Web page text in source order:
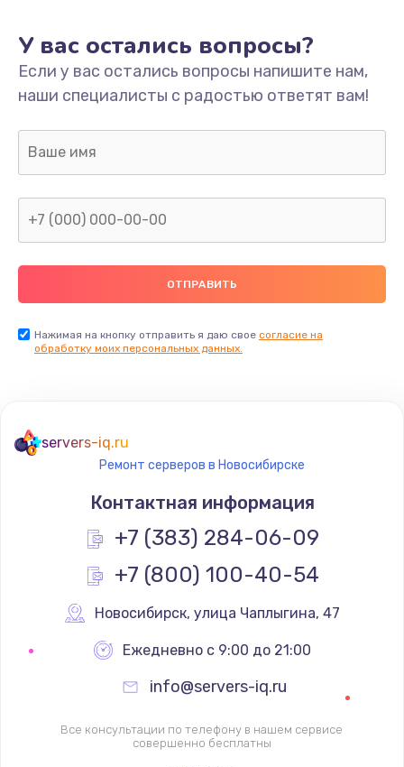
Замена процессора
1800 руб.
Замена системы охлаждения
1600 руб.
Замена термопасты
Заказать
Замена южного моста
2300 руб.
Заказать
Замена вебкамеры
1340 руб.
Заказать
Ремонт петель крышки
Заказать
У вас остались вопросы?
Если у вас остались вопросы напишите нам,
наши специалисты с радостью ответят вам!
Нажимая на кнопку отправить я даю свое согласие на
обработку моих персональных данных.
servers-iq.ru
Ремонт серверов в Новосибирске
Контактная информация
+7 (383) 284-06-09
+7 (800) 100-40-54
Новосибирск, улица Чаплыгина, 47
Ежедневно с 9:00 до 21:00
info@servers-iq.ru
Все консультации по телефону в нашем сервисе
совершенно бесплатны